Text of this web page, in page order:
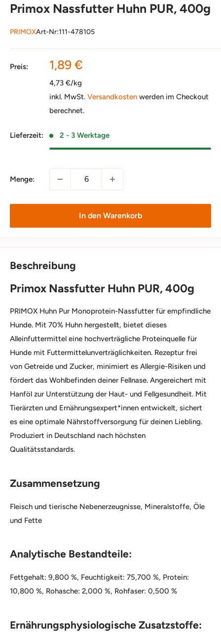
Primox Nassfutter Huhn PUR, 400g
PRIMOXArt-Nr:111-478105
Preis: Sonderpreis
1,89 €
4,73 €/kg
inkl. MwSt. Versandkosten werden im Checkout
berechnet.
Lieferzeit: 2 - 3 Werktage
Menge:
In den Warenkorb
Beschreibung
Primox Nassfutter Huhn PUR, 400g
PRIMOX Huhn Pur Monoprotein-Nassfutter für empfindliche
Hunde. Mit 70% Huhn hergestellt, bietet dieses
Alleinfuttermittel eine hochverträgliche Proteinquelle für
Hunde mit Futtermittelunverträglichkeiten. Rezeptur frei
von Getreide und Zucker, minimiert es Allergie-Risiken und
fördert das Wohlbefinden deiner Fellnase. Angereichert mit
Hanföl zur Unterstützung der Haut- und Fellgesundheit. Mit
Tierärzten und Ernährungsexpert*innen entwickelt, sichert
es eine optimale Nährstoffversorgung für deinen Liebling.
Produziert in Deutschland nach höchsten
Qualitätsstandards.
Zusammensetzung
Fleisch und tierische Nebenerzeugnisse, Mineralstoffe, Öle
und Fette
Analytische Bestandteile:
Fettgehalt: 9,800 %, Feuchtigkeit: 75,700 %, Protein:
10,800 %, Rohasche: 2,000 %, Rohfaser: 0,500 %
Ernährungsphysiologische Zusatzstoffe: